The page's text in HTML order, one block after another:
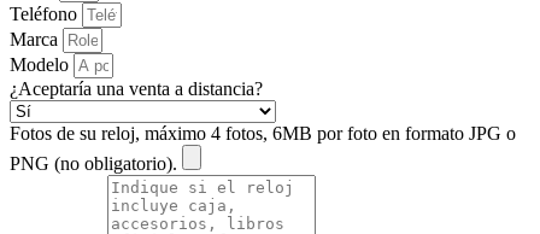
Teléfono
Marca
Modelo
¿Aceptaría una venta a distancia?
Fotos de su reloj, máximo 4 fotos, 6MB por foto en formato JPG o
PNG (no obligatorio).